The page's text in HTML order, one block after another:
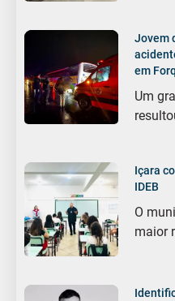
Jovem
em
Um
Içara
IDEB
O
maior